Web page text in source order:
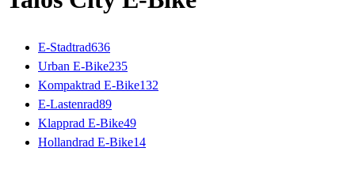
E-Stadtrad636
Urban E-Bike235
Kompaktrad E-Bike132
E-Lastenrad89
Klapprad E-Bike49
Hollandrad E-Bike14